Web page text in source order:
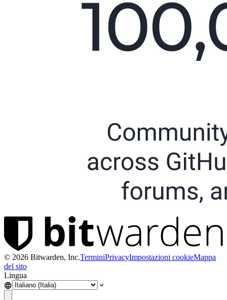
© 2026 Bitwarden, Inc.TerminiPrivacyImpostazioni cookieMappa
del sito
Lingua